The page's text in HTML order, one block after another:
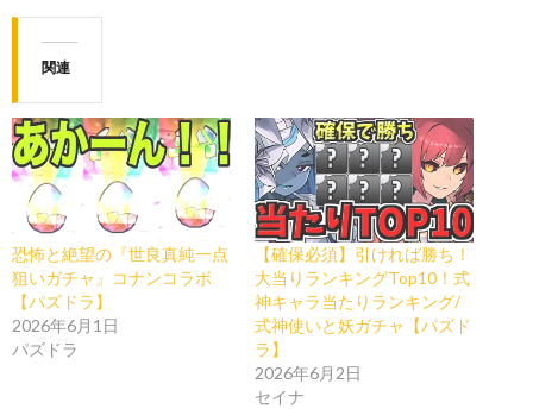
関連
恐怖と絶望の『世良真純一点
狙いガチャ』コナンコラボ
【パズドラ】
2026年6月1日
パズドラ
【確保必須】引ければ勝ち！
大当りランキングTop10！式
神キャラ当たりランキング/
式神使いと妖ガチャ【パズド
ラ】
2026年6月2日
セイナ